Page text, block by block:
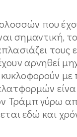
που
σημαντική,
τους
αρνηθεί
με
Τράμπ γύρω
εδώ και